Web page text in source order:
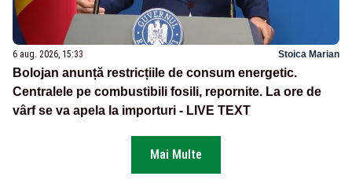
6 aug. 2026, 15:33 Stoica Marian
Bolojan anunță restricțiile de consum energetic.
Centralele pe combustibili fosili, repornite. La ore de
vârf se va apela la importuri - LIVE TEXT
Mai Multe